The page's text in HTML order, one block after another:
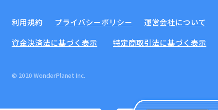
利用規約 プライバシーポリシー
運営会社について
資金決済法に基づく表示
特定商取引法に基づく表示
© 2020 WonderPlanet Inc.